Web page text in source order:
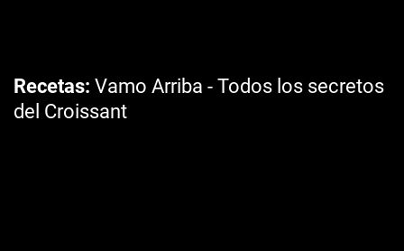
Recetas Vamo Arriba - Todos los secretos
del Croissant